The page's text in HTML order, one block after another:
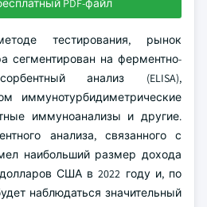
PDF-файл
тестирования, рынок
сегментирован на ферментно-
анализ (ELISA),
иммунотурбидиметрические
иммуноанализы и другие.
анализа, связанного с
наибольший размер дохода
США в 2022 году и, по
наблюдаться значительный